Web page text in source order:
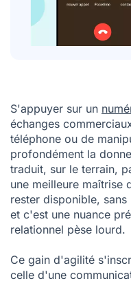
S'appuyer sur un
échanges
téléphone ou de
profondément la
traduit, sur le terrain,
une meilleure maîtrise
rester disponible,
et c'est une nuance
relationnel pèse lourd.
Ce gain d'agilité
celle d'une